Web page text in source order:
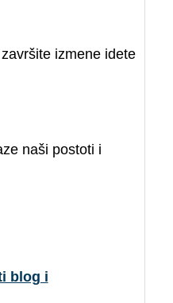
izmene idete
naši postoti i
blog i